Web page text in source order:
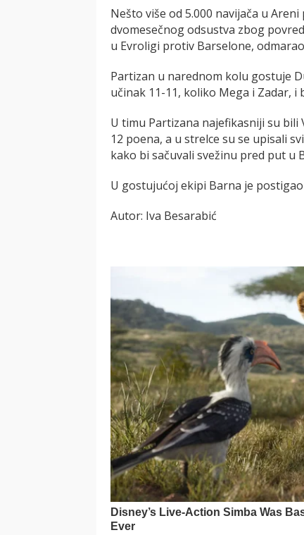
Nešto više od 5.000 navijača u
dvomesečnog odsustva zbog
u Evroligi protiv Barselone,
Partizan u narednom kolu gostuje
učinak 11-11, koliko Mega i Zadar,
U timu Partizana najefikasniji su bili
12 poena, a u strelce su se upisali
kako bi sačuvali svežinu pred put u
U gostujućoj ekipi Barna je postigao
Autor: Iva Besarabić